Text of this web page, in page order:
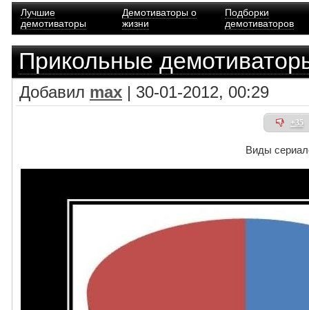
Лучшие
демотиваторы
Демотиваторы о
жизни
Подборки
демотиваторов
Прикольные
Добавил max | 30-01-2012, 00:29
+35
Виды